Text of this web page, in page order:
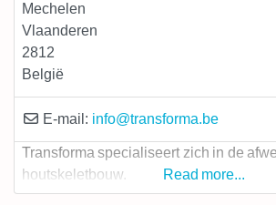
Mechelen
Vlaanderen
2812
België
E-mail: info@transforma.be
Transforma specialiseert zich in de
houtskeletbouw.
Read more...